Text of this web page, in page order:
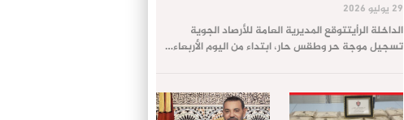
29 يوليو 2026
الداخلة الرأيتتوقع المديرية العامة للأرصاد الجوية
تسجيل موجة حر وطقس حار، ابتداء من اليوم الأربعاء…